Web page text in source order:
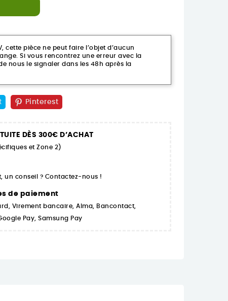
cette pièce ne peut faire l’objet d’aucun
Si vous rencontrez une erreur avec la
nous le signaler dans les 48h après la
Pinterest
DÈS 300€ D’ACHAT
et Zone 2)
un conseil ? Contactez-nous !
de paiement
Virement bancaire, Alma, Bancontact,
Pay, Samsung Pay